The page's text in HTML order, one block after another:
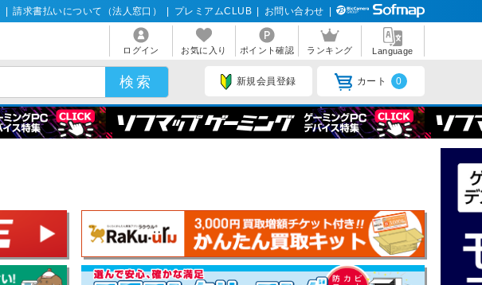
請求書払いについて（法人窓口） プレミアムCLUB お問い合わせ
ログイン お気に入り ポイント確認 ランキング Language
新規会員登録 カート 0